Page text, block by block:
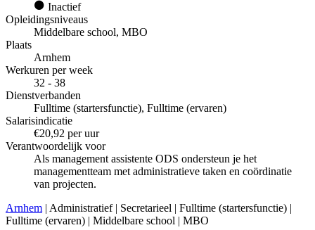
Inactief
Opleidingsniveaus
Middelbare school, MBO
Plaats
Arnhem
Werkuren per week
32 - 38
Dienstverbanden
Fulltime (startersfunctie), Fulltime (ervaren)
Salarisindicatie
€20,92 per uur
Verantwoordelijk voor
Als management assistente ODS ondersteun je het
managementteam met administratieve taken en coördinatie
van projecten.
Arnhem | Administratief | Secretarieel | Fulltime (startersfunctie) |
Fulltime (ervaren) | Middelbare school | MBO